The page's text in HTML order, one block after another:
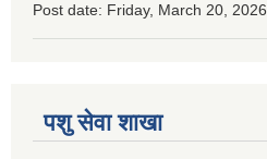
Post date: Friday, March 20,
पशु सेवा शाखा